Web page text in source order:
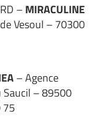
–MIRACULINE
Vesoul – 70300
– Agence
Saucil – 89500
75